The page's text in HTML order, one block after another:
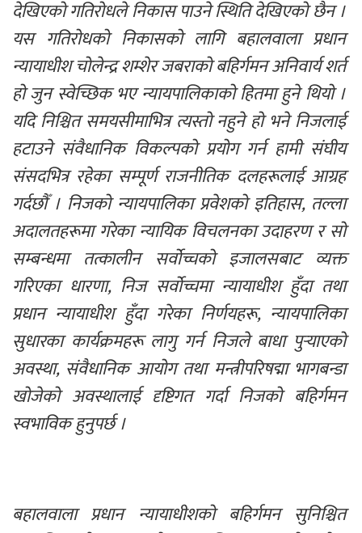
देखिएको गतिरोधले निकास पाउने स्थिति देखिएको छैन ।
यस गतिरोधको निकासको लागि बहालवाला प्रधान
न्यायाधीश चोलेन्द्र शम्शेर जबराको बहिर्गमन अनिवार्य शर्त
हो जुन स्वेच्छिक भए न्यायपालिकाको हितमा हुने थियो ।
यदि निश्चित समयसीमाभित्र त्यस्तो नहुने हो भने निजलाई
हटाउने संवैधानिक विकल्पको प्रयोग गर्न हामी संघीय
संसदभित्र रहेका सम्पूर्ण राजनीतिक दलहरूलाई आग्रह
गर्दछौँ । निजको न्यायपालिका प्रवेशको इतिहास, तल्ला
अदालतहरूमा गरेका न्यायिक विचलनका उदाहरण र सो
सम्बन्धमा तत्कालीन सर्वोच्चको इजालसबाट व्यक्त
गरिएका धारणा, निज सर्वोच्चमा न्यायाधीश हुँदा तथा
प्रधान न्यायाधीश हुँदा गरेका निर्णयहरू, न्यायपालिका
सुधारका कार्यक्रमहरू लागु गर्न निजले बाधा पुर्‍याएको
अवस्था, संवैधानिक आयोग तथा मन्त्रीपरिषद्मा भागबन्डा
खोजेको अवस्थालाई दृष्टिगत गर्दा निजको बहिर्गमन
स्वभाविक हुनुपर्छ ।
बहालवाला प्रधान न्यायाधीशको बहिर्गमन सुनिश्चित